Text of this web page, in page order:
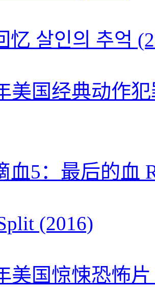
忆 살인의 추억
美国经典动作
血5：最后的血
(2016)
美国惊悚恐怖